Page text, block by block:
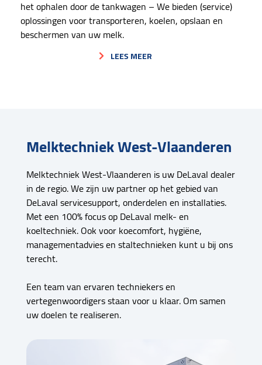
het ophalen door de tankwagen – We bieden (service)
oplossingen voor transporteren, koelen, opslaan en
beschermen van uw melk.
LEES MEER
Melktechniek West-Vlaanderen
Melktechniek West-Vlaanderen is uw DeLaval dealer
in de regio. We zijn uw partner op het gebied van
DeLaval servicesupport, onderdelen en installaties.
Met een 100% focus op DeLaval melk- en
koeltechniek. Ook voor koecomfort, hygiëne,
managementadvies en staltechnieken kunt u bij ons
terecht.
Een team van ervaren techniekers en
vertegenwoordigers staan voor u klaar. Om samen
uw doelen te realiseren.